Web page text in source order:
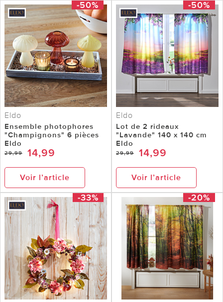
-50%
Eldo
Ensemble photophores
"Champignons" 6 pièces
Eldo
29,99 14,99
Voir l’article
-50%
Eldo
Lot de 2 rideaux
"Lavande" 140 x 140 cm
Eldo
29,99 14,99
Voir l’article
-33% -20%